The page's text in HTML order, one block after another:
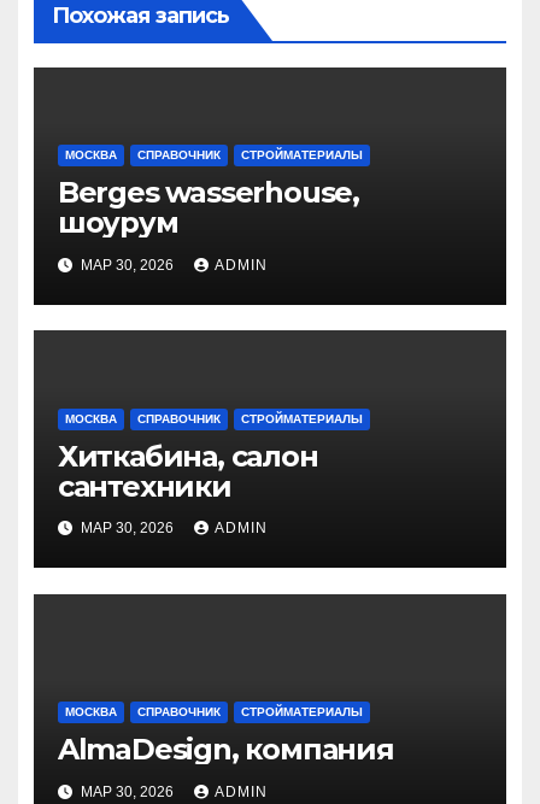
Похожая запись
МОСКВА СПРАВОЧНИК СТРОЙМАТЕРИАЛЫ
Berges wasserhouse,
шоурум
МАР 30, 2026 ADMIN
МОСКВА СПРАВОЧНИК СТРОЙМАТЕРИАЛЫ
Хиткабина, салон
сантехники
МАР 30, 2026 ADMIN
МОСКВА СПРАВОЧНИК СТРОЙМАТЕРИАЛЫ
AlmaDesign, компания
МАР 30, 2026 ADMIN